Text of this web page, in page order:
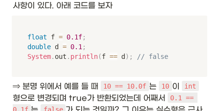
사항이 있다. 아래 코드를 보자
float f = 0.1f;
double d = 0.1 ;
System. out . println(f == d) ; // false
⇒ 분명 위에서 예를 들 때 10 == 10.0f 는 10 이 int
형으로 변경되며 true가 반환되었는데 어째서
0.1 ==
0.1f
false